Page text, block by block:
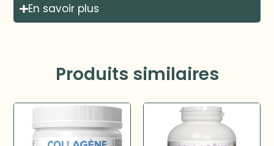
En savoir plus
Produits similaires